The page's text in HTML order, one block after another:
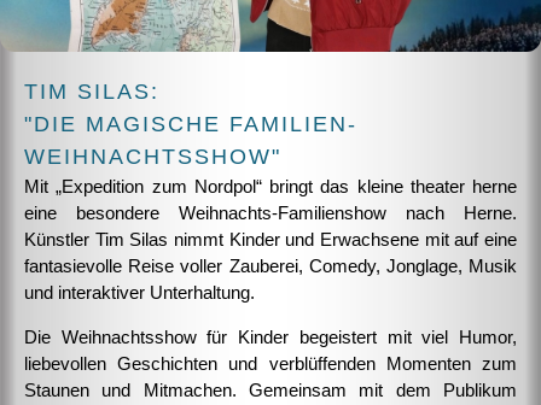
TIM SILAS:
"DIE MAGISCHE FAMILIEN-
WEIHNACHTSSHOW"
Mit „Expedition zum Nordpol“ bringt das kleine theater herne
eine besondere Weihnachts-Familienshow nach Herne.
Künstler Tim Silas nimmt Kinder und Erwachsene mit auf eine
fantasievolle Reise voller Zauberei, Comedy, Jonglage, Musik
und interaktiver Unterhaltung.
Die Weihnachtsshow für Kinder begeistert mit viel Humor,
liebevollen Geschichten und verblüffenden Momenten zum
Staunen und Mitmachen. Gemeinsam mit dem Publikum